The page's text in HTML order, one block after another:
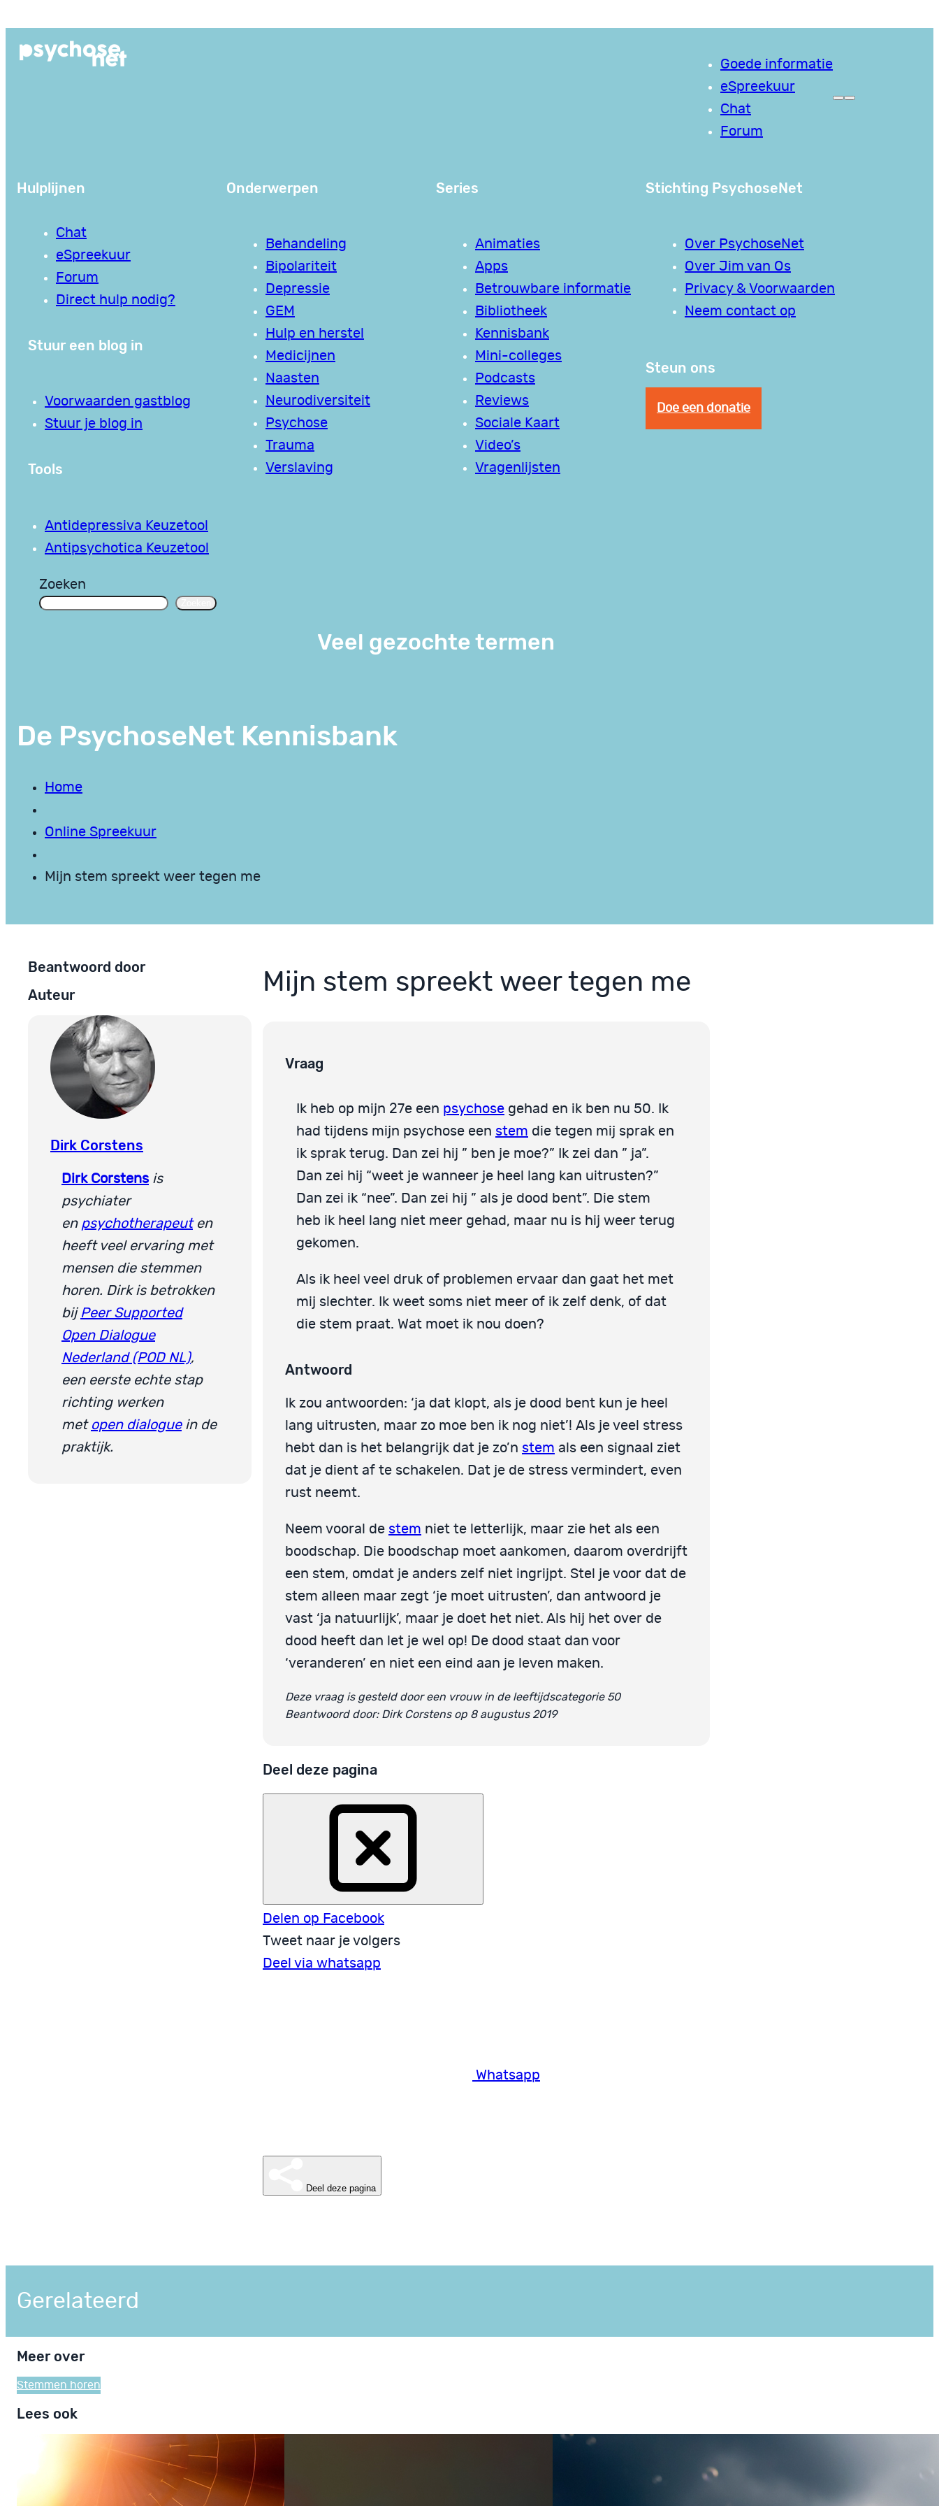
de
Goede informatie
eSpreekuur
Chat
Forum
Hulplijnen
Chat
eSpreekuur
Forum
Direct hulp nodig?
Stuur een blog in
Voorwaarden gastblog
Stuur je blog in
Tools
Antidepressiva Keuzetool
Antipsychotica Keuzetool
Onderwerpen
Behandeling
Bipolariteit
Depressie
GEM
Hulp en herstel
Medicijnen
Naasten
Neurodiversiteit
Psychose
Trauma
Verslaving
Series
Animaties
Apps
Betrouwbare informatie
Bibliotheek
Kennisbank
Mini-colleges
Podcasts
Reviews
Sociale Kaart
Video’s
Vragenlijsten
Stichting PsychoseNet
Over PsychoseNet
Over Jim van Os
Privacy & Voorwaarden
Neem contact op
Steun ons
Doe een donatie
Zoeken
Veel gezochte termen
De PsychoseNet Kennisbank
Home
Online Spreekuur
Mijn stem spreekt weer tegen me
Beantwoord door
Auteur
Dirk Corstens
Dirk Corstens is
psychiater
en psychotherapeuten
heeft veel ervaring met
mensen die stemmen
horen. Dirk is betrokken
bij Peer Supported
Open Dialogue
Nederland (POD NL),
een eerste echte stap
richting werken
met open dialoguein de
praktijk.
Mijn stem spreekt weer tegen me
Vraag
Ik heb op mijn 27e een psychose gehad en ik ben nu 50. Ik
had tijdens mijn psychose een stem die tegen mij sprak en
ik sprak terug. Dan zei hij ” ben je moe?” Ik zei dan ” ja”.
Dan zei hij “weet je wanneer je heel lang kan uitrusten?”
Dan zei ik “nee”. Dan zei hij ” als je dood bent”. Die stem
heb ik heel lang niet meer gehad, maar nu is hij weer terug
gekomen.
Als ik heel veel druk of problemen ervaar dan gaat het met
mij slechter. Ik weet soms niet meer of ik zelf denk, of dat
die stem praat. Wat moet ik nou doen?
Antwoord
Ik zou antwoorden: ‘ja dat klopt, als je dood bent kun je heel
lang uitrusten, maar zo moe ben ik nog niet’! Als je veel stress
hebt dan is het belangrijk dat je zo’n stem als een signaal ziet
dat je dient af te schakelen. Dat je de stress vermindert, even
rust neemt.
Neem vooral de stem niet te letterlijk, maar zie het als een
boodschap. Die boodschap moet aankomen, daarom overdrijft
een stem, omdat je anders zelf niet ingrijpt. Stel je voor dat de
stem alleen maar zegt ‘je moet uitrusten’, dan antwoord je
vast ‘ja natuurlijk’, maar je doet het niet. Als hij het over de
dood heeft dan let je wel op! De dood staat dan voor
‘veranderen’ en niet een eind aan je leven maken.
Deze vraag is gesteld door een vrouw in de leeftijdscategorie 50
Beantwoord door: Dirk Corstens op 8 augustus 2019
Deel deze pagina
Delen op Facebook
Tweet naar je volgers
Deel via whatsapp
Whatsapp
Deel deze pagina
Gerelateerd
Meer over
Stemmen horen
Lees ook